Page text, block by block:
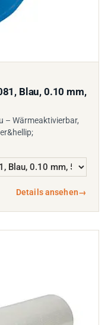
Blau, 0.10 mm,
– Wärmeaktivierbar,
Details ansehen→